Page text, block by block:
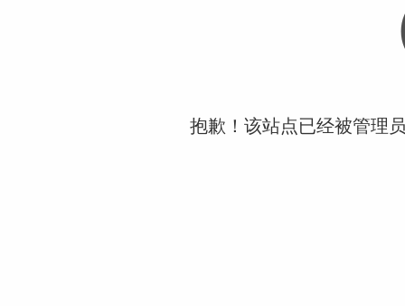
抱歉！该站点已经被管理